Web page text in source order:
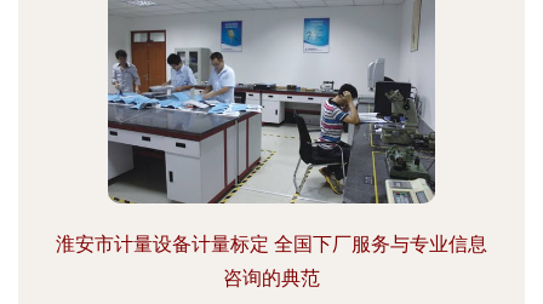
淮安市计量设备计量标定 全国下厂服务与专业信息
咨询的典范